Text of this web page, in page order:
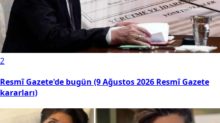
2
Resmî Gazete'de bugün (9 Ağustos 2026 Resmî Gazete
kararları)